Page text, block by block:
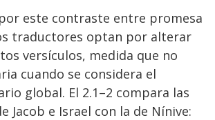
este contraste entre promesa
traductores optan por alterar
versículos, medida que no
cuando se considera el
global. El 2.1–2 compara las
Jacob e Israel con la de Nínive: